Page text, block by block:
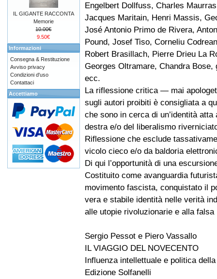
Engelbert Dollfuss, Charles
Jacques Maritain, Henri Massis,
José Antonio Primo de Rivera,
Pound, Josef Tiso, Corneliu
Robert Brasillach, Pierre Drieu La
Georges Oltramare, Chandra
ecc.
La riflessione critica — mai
sugli autori proibiti è consigliata a
che sono in cerca di un’identità
destra e/o del liberalismo
Riflessione che esclude
vicolo cieco e/o da baldoria
Di qui l’opportunità di una
Costituito come avanguardia
movimento fascista, conquistato il
vera e stabile identità nelle verità
alle utopie rivoluzionarie e alla
Sergio Pessot e Piero Vassallo
IL VIAGGIO DEL NOVECENTO
Influenza intellettuale e politica
Edizione Solfanelli
IL GIGANTE RACCONTA
Memorie
10.00€
9.50€
Informazioni
Consegna & Restituzione
Avviso privacy
Condizioni d'uso
Contattaci
Accettiamo